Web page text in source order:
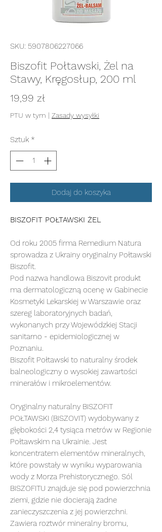
SKU: 5907806227066
Biszofit Połtawski, Żel na
Stawy, Kręgosłup, 200 ml
19,99 złCena
PTU w tym | Zasady wysyłki
Sztuk *
Dodaj do koszyka
BISZOFIT POŁTAWSKI ŻEL
Od roku 2005 firma Remedium Natura
sprowadza z Ukrainy oryginalny Połtawski
Biszofit.
Pod nazwa handlowa Biszovit produkt
ma dermatologiczną ocenę w Gabinecie
Kosmetyki Lekarskiej w Warszawie oraz
szereg laboratoryjnych badań,
wykonanych przy Wojewódzkiej Stacji
sanitarno - epidemiologicznej w
Poznaniu.
Biszofit Połtawski to naturalny środek
balneologiczny o wysokiej zawartości
minerałów i mikroelementów.
Oryginalny naturalny BISZOFIT
POŁTAWSKI (BISZOVIT) wydobywany z
głębokości 2,4 tysiąca metrów w Regionie
Połtawskim na Ukrainie. Jest
koncentratem elementów mineralnych,
które powstały w wyniku wyparowania
wody z Morza Prehistorycznego. Sól
BISZOFITU znajduje się pod powierzchnia
ziemi, gdzie nie docierają żadne
zanieczyszczenia z jej powierzchni.
Zawiera roztwór mineralny bromu,